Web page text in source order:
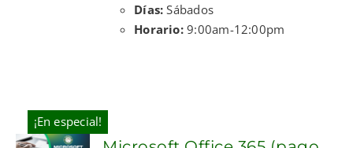
Días: Sábados
Horario:9:00am-12:00pm
¡En especial!
BUY